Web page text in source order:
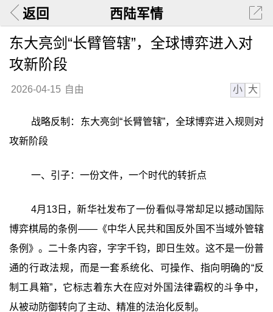
返回 西陆军情
东大亮剑“长臂管辖”，全球博弈进入对
攻新阶段
2026-04-15 自由 小 大
战略反制：东大亮剑“长臂管辖”，全球博弈进入规则对
攻新阶段
一、引子：一份文件，一个时代的转折点
4月13日，新华社发布了一份看似寻常却足以撼动国际
博弈棋局的条例——《中华人民共和国反外国不当域外管辖
条例》。二十条内容，字字千钧，即日生效。这不是一份普
通的行政法规，而是一套系统化、可操作、指向明确的“反
制工具箱”，它标志着东大在应对外国法律霸权的斗争中，
从被动防御转向了主动、精准的法治化反制。